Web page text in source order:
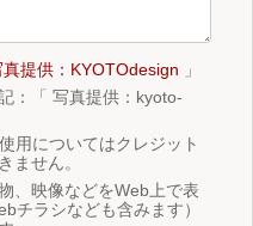
真提供：KYOTOdesign 」
：「 写真提供：kyoto-
用についてはクレジット
ません。
、映像などをWeb上で表
チラシなども含みます）